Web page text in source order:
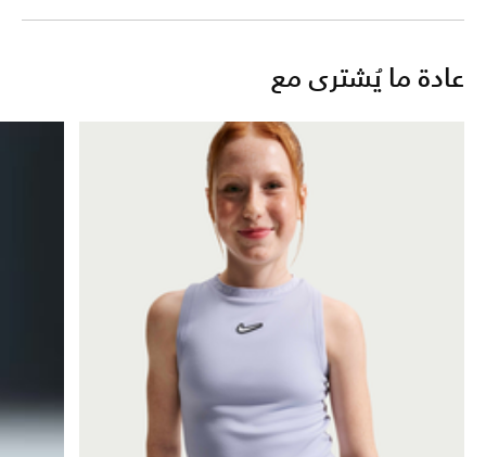
عادة ما يُشترى مع